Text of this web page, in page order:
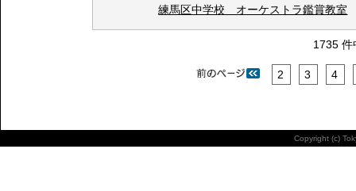
練馬区中学校 オーケストラ鑑賞教室
1735
2 3 4
Copyright (c)